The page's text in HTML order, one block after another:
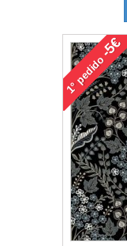
1°
pedido
-5€